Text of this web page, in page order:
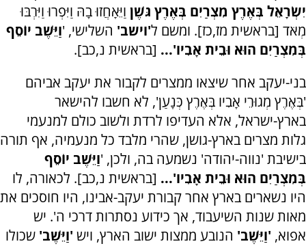
יִשְׂרָאֵל בְּאֶרֶץ מִצְרַיִם בְּאֶרֶץ גֹּשֶׁן וַיֵּאָחֲזוּ בָהּ וַיִּפְרוּ וַיִּרְבּוּ
מְאֹד [בראשית מז,כז]. ומשם ל'וישב' השלישי, 'וַיֵּשֶׁב יוֹסֵף
בְּמִצְרַיִם הוּא וּבֵית אָבִיו'... [בראשית נ,כב].
בני-יעקב אחר שיצאו ממצרים לקבור את יעקב אביהם
'בְּאֶרֶץ מְגוּרֵי אָבִיו בְּאֶרֶץ כְּנָעַן', לא חשבו להישאר
בארץ-ישראל, אלא העדיפו לרדת ולשוב כולם למנעמי
גלות מצרים בארץ-גושן, שהרי מלבד כל מנעמיה, אף תורה
בישיבת 'נווה-יהודה' נשמעה בה, ולכן, 'וַיֵּשֶׁב יוֹסֵף
בְּמִצְרַיִם הוּא וּבֵית אָבִיו'... [בראשית נ,כב]. לכאורה, לו
היו נשארים בארץ אחר קבורת יעקב-אבינו, היו חוסכים את
מאות שנות השיעבוד, אך כידוע נסתרות דרכי ה'. יש
אפוא, 'וַיֵּשֶׁב' הנובע ממצות ישוב הארץ, ויש 'וַיֵּשֶׁב' שכולו